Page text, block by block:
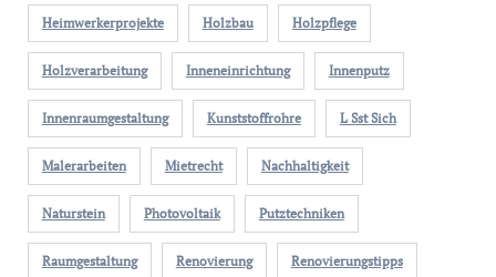
Heimwerkerprojekte Holzbau Holzpflege
Holzverarbeitung Inneneinrichtung Innenputz
Innenraumgestaltung Kunststoffrohre L Sst Sich
Malerarbeiten Mietrecht Nachhaltigkeit
Naturstein Photovoltaik Putztechniken
Raumgestaltung Renovierung Renovierungstipps